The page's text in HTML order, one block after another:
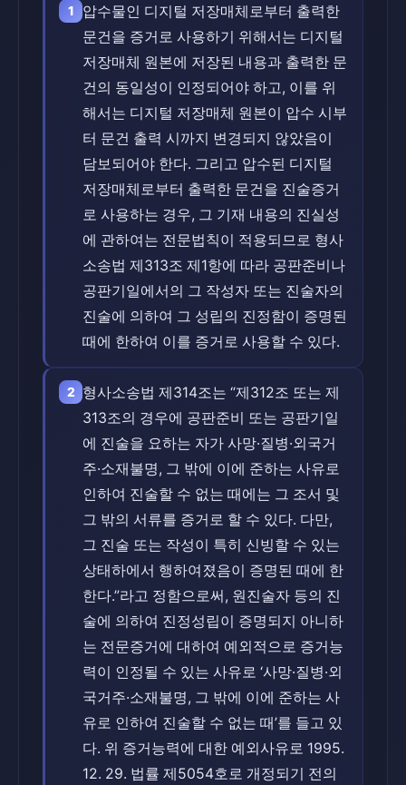
1
압수물인 디지털 저장매체로부터 출력한
문건을 증거로 사용하기 위해서는 디지털
저장매체 원본에 저장된 내용과 출력한 문
건의 동일성이 인정되어야 하고, 이를 위
해서는 디지털 저장매체 원본이 압수 시부
터 문건 출력 시까지 변경되지 않았음이
담보되어야 한다. 그리고 압수된 디지털
저장매체로부터 출력한 문건을 진술증거
로 사용하는 경우, 그 기재 내용의 진실성
에 관하여는 전문법칙이 적용되므로 형사
소송법 제313조 제1항에 따라 공판준비나
공판기일에서의 그 작성자 또는 진술자의
진술에 의하여 그 성립의 진정함이 증명된
때에 한하여 이를 증거로 사용할 수 있다.
2
형사소송법 제314조는 “제312조 또는 제
313조의 경우에 공판준비 또는 공판기일
에 진술을 요하는 자가 사망·질병·외국거
주·소재불명, 그 밖에 이에 준하는 사유로
인하여 진술할 수 없는 때에는 그 조서 및
그 밖의 서류를 증거로 할 수 있다. 다만,
그 진술 또는 작성이 특히 신빙할 수 있는
상태하에서 행하여졌음이 증명된 때에 한
한다.”라고 정함으로써, 원진술자 등의 진
술에 의하여 진정성립이 증명되지 아니하
는 전문증거에 대하여 예외적으로 증거능
력이 인정될 수 있는 사유로 ‘사망·질병·외
국거주·소재불명, 그 밖에 이에 준하는 사
유로 인하여 진술할 수 없는 때’를 들고 있
다. 위 증거능력에 대한 예외사유로 1995.
12. 29. 법률 제5054호로 개정되기 전의